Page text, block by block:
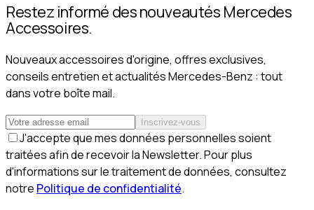
Restez informé des nouveautés Mercedes
Accessoires.
Nouveaux accessoires d'origine, offres exclusives,
conseils entretien et actualités Mercedes-Benz : tout
dans votre boîte mail.
Inscrivez-vous
J'accepte que mes données personnelles soient
traitées afin de recevoir la Newsletter. Pour plus
d'informations sur le traitement de données, consultez
notre Politique de confidentialité.